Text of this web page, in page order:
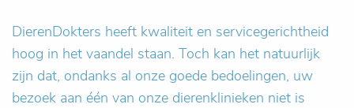
DierenDokters heeft kwaliteit en servicegerichtheid
hoog in het vaandel staan. Toch kan het natuurlijk
zijn dat, ondanks al onze goede bedoelingen, uw
bezoek aan één van onze dierenklinieken niet is